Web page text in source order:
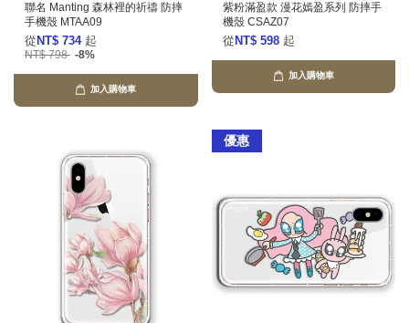
聯名 Manting 森林裡的祈禱 防摔
手機殼 MTAA09
從 NT$ 734 起
NT$ 798 -8%
加入購物車
紫粉滿盈款 漫花嫣盈系列 防摔手
機殼 CSAZ07
從 NT$ 598 起
加入購物車
優惠